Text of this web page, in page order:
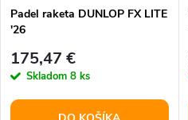
Padel raketa DUNLOP FX LITE
'26
175,47 €
Skladom 8 ks